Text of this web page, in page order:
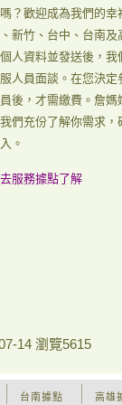
？歡迎成為我們的
新竹、台中、台南
人資料並發送後，
人員面談。在您決
後，才需繳費。詹
們充份了解你需求
。
服務據點了解
14 瀏覽5615
高雄
台南據點